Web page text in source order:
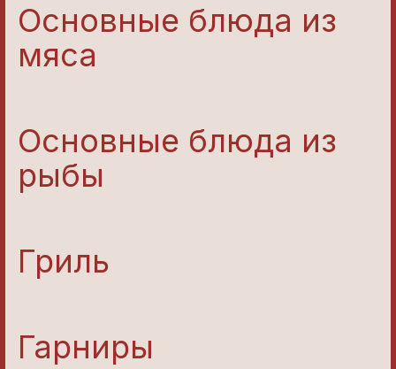
Основные блюда из
мяса
Основные блюда из
рыбы
Гриль
Гарниры